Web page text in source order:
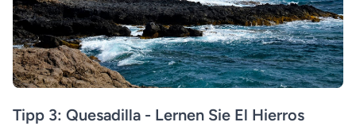
Tipp 3: Quesadilla - Lernen Sie El Hierros